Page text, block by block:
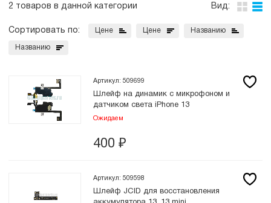
2 товаров в данной категории Вид:
Сортировать по: Цене Цене Названию
Названию
Артикул: 509699
Шлейф на динамик с микрофоном и
датчиком света iPhone 13
Ожидаем
400 ₽
Артикул: 509598
Шлейф JCID для восстановления